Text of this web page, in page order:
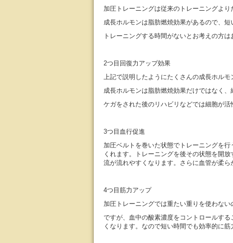
加圧トレーニングは従来のトレーニングより
成長ホルモンは脂肪燃焼効果があるので、
トレーニングする時間がないとお考えの方は
2つ目回復力アップ効果
上記で説明したようにたくさんの成長ホルモ
成長ホルモンは脂肪燃焼効果だけではなく
ケガをされた後のリハビリなどでは細胞が
3つ目血行促進
加圧ベルトを巻いた状態でトレーニングを
くれます。トレーニングを後その状態を開
流が流れやすくなります。さらに血管が柔ら
4つ目筋力アップ
加圧トレーニングでは重たい重りを使わな
ですが、血中の酸素濃度をコントロールす
くなります。なので短い時間でも効率的に筋